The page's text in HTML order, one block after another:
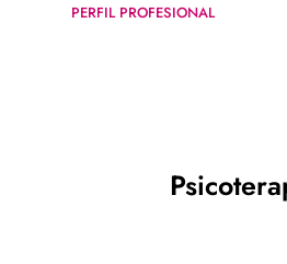
PERFIL PROFESIONAL